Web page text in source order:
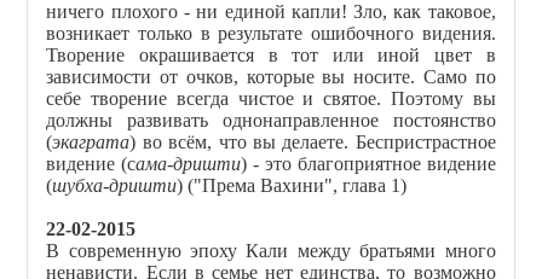
ничего плохого - ни единой капли! Зло, как таковое,
возникает только в результате ошибочного видения.
Творение окрашивается в тот или иной цвет в
зависимости от очков, которые вы носите. Само по
себе творение всегда чистое и святое. Поэтому вы
должны развивать однонаправленное постоянство
(экаграта) во всём, что вы делаете. Беспристрастное
видение (сама-дришти) - это благоприятное видение
(шубха-дришти) ("Према Вахини", глава 1)
22-02-2015
В современную эпоху Кали между братьями много
ненависти. Если в семье нет единства, то возможно